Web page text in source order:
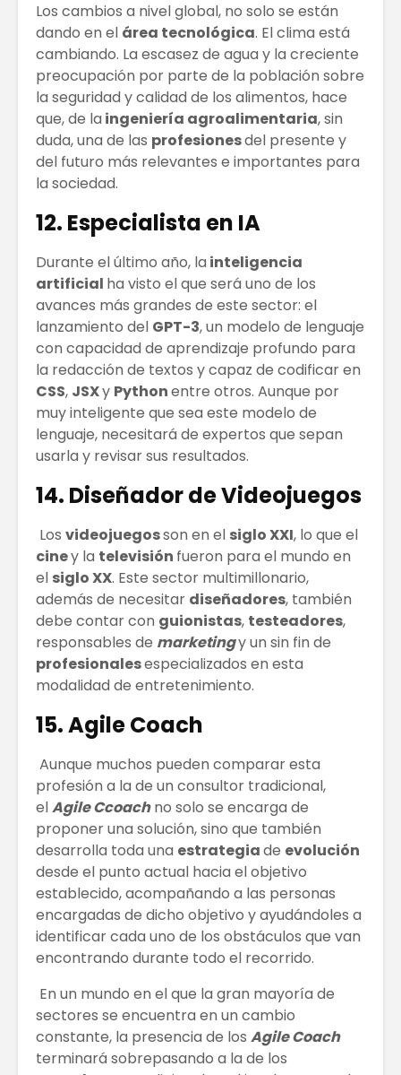
Los cambios a nivel global, no solo se están
dando en el área tecnológica. El clima está
cambiando. La escasez de agua y la creciente
preocupación por parte de la población sobre
la seguridad y calidad de los alimentos, hace
que, de la ingeniería agroalimentaria, sin
duda, una de las profesionesdel presente y
del futuro más relevantes e importantes para
la sociedad.
12. Especialista en IA
Durante el último año, la inteligencia
artificial ha visto el que será uno de los
avances más grandes de este sector: el
lanzamiento del GPT-3, un modelo de lenguaje
con capacidad de aprendizaje profundo para
la redacción de textos y capaz de codificar en
CSS, JSXy Pythonentre otros. Aunque por
muy inteligente que sea este modelo de
lenguaje, necesitará de expertos que sepan
usarla y revisar sus resultados.
14. Diseñador de Videojuegos
Los videojuegosson en el siglo XXI, lo que el
ciney la televisión fueron para el mundo en
el siglo XX. Este sector multimillonario,
además de necesitar diseñadores, también
debe contar con guionistas, testeadores,
responsables de marketingy un sin fin de
profesionalesespecializados en esta
modalidad de entretenimiento.
15. Agile Coach
Aunque muchos pueden comparar esta
profesión a la de un consultor tradicional,
elAgile Ccoachno solo se encarga de
proponer una solución, sino que también
desarrolla toda una estrategiade evolución
desde el punto actual hacia el objetivo
establecido, acompañando a las personas
encargadas de dicho objetivo y ayudándoles a
identificar cada uno de los obstáculos que van
encontrando durante todo el recorrido.
En un mundo en el que la gran mayoría de
sectores se encuentra en un cambio
constante, la presencia de los Agile Coach
terminará sobrepasando a la de los